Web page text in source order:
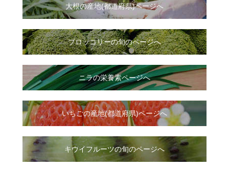
大根の産地(都道府県)ページへ
ブロッコリーの旬のページへ
ニラの栄養素ページへ
いちごの産地(都道府県)ページへ
キウイフルーツの旬のページへ